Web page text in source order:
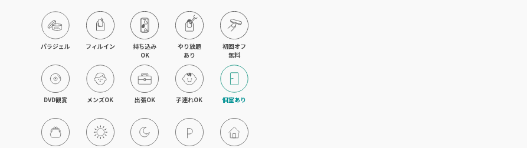
パラジェル フィルイン
持ち込み
OK
やり放題
あり
初回オフ
無料
DVD観賞 メンズOK 出張OK 子連れOK 個室あり